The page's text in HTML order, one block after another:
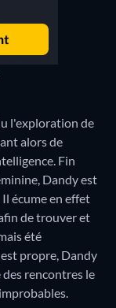
l'exploration de
alors de
Fin
Dandy est
écume en effet
de trouver et
été
propre, Dandy
rencontres le